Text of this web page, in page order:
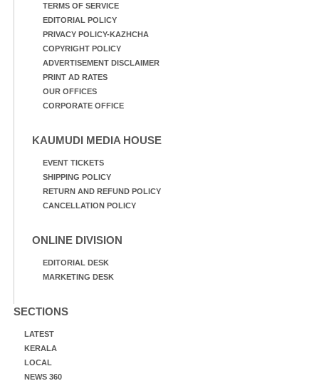
TERMS OF SERVICE
EDITORIAL POLICY
PRIVACY POLICY-KAZHCHA
COPYRIGHT POLICY
ADVERTISEMENT DISCLAIMER
PRINT AD RATES
OUR OFFICES
CORPORATE OFFICE
KAUMUDI MEDIA HOUSE
EVENT TICKETS
SHIPPING POLICY
RETURN AND REFUND POLICY
CANCELLATION POLICY
ONLINE DIVISION
EDITORIAL DESK
MARKETING DESK
SECTIONS
LATEST
KERALA
LOCAL
NEWS 360